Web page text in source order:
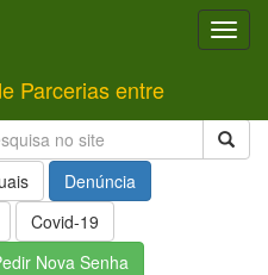
Parcerias entre
Denúncia
Covid-19
Nova Senha